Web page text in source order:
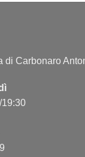
di Carbonaro
19:30